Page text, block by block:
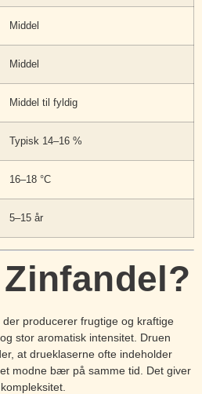
Middel
Middel
Middel til fyldig
Typisk 14–16 %
16–18 °C
5–15 år
producerer frugtige og kraftige
stor aromatisk intensitet. Druen
at drueklaserne ofte indeholder
modne bær på samme tid. Det giver